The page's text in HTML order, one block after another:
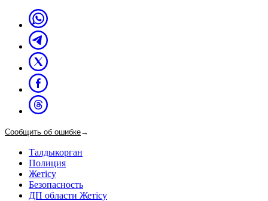
Сообщить об ошибке→
Талдыкорган
Полиция
Жетісу
Безопасность
ДП области Жетісу